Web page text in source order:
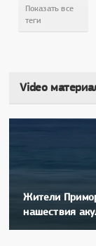
Показать все
теги
Video
Жители
нашествия